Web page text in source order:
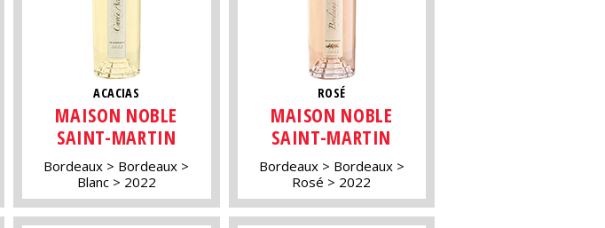
ACACIAS
MAISON NOBLE
SAINT-MARTIN
Bordeaux
Bordeaux
Blanc
2022
ROSÉ
MAISON NOBLE
SAINT-MARTIN
Bordeaux
Bordeaux
Rosé
2022